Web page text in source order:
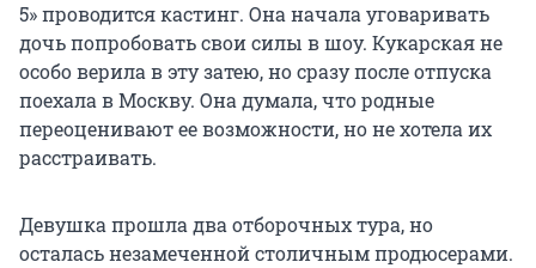
5» проводится кастинг. Она начала уговаривать
дочь попробовать свои силы в шоу. Кукарская не
особо верила в эту затею, но сразу после отпуска
поехала в Москву. Она думала, что родные
переоценивают ее возможности, но не хотела их
расстраивать.
Девушка прошла два отборочных тура, но
осталась незамеченной столичным продюсерами.